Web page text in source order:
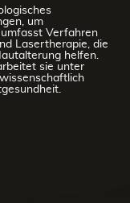
um
Verfahren
Lasertherapie, die
helfen.
sie unter